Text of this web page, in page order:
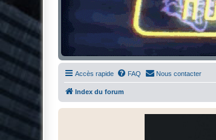
Accès rapide FAQ Nous contacter
Index du forum